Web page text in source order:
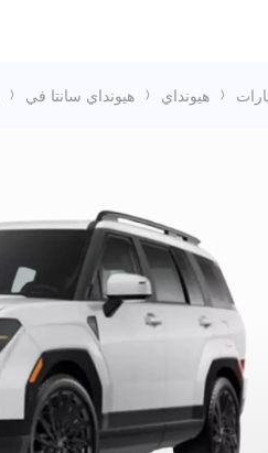
هيونداي هيونداي سانتا في